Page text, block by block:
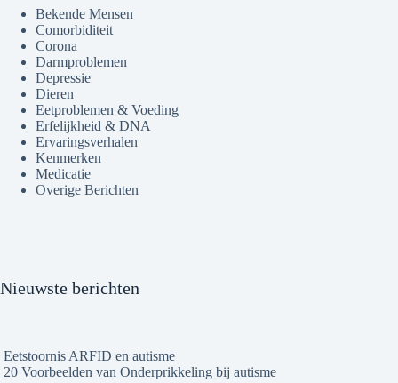
Bekende Mensen
Comorbiditeit
Corona
Darmproblemen
Depressie
Dieren
Eetproblemen & Voeding
Erfelijkheid & DNA
Ervaringsverhalen
Kenmerken
Medicatie
Overige Berichten
Nieuwste berichten
Eetstoornis ARFID en autisme
20 Voorbeelden van Onderprikkeling bij autisme